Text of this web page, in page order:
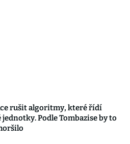
rušit algoritmy, které řídí
Podle Tombazise by to